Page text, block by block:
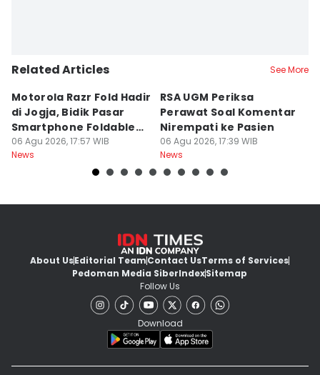
Related Articles See More
Motorola Razr Fold Hadir
di Jogja, Bidik Pasar
Smartphone Foldable
Premium
06 Agu 2026, 17:57 WIB
News
RSA UGM Periksa
Perawat Soal Komentar
Nirempati ke Pasien
06 Agu 2026, 17:39 WIB
News
About UsEditorial TeamContact UsTerms of Services
Pedoman Media SiberIndexSitemap
Follow Us
Download